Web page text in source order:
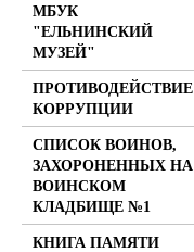
МБУК
"ЕЛЬНИНСКИЙ
МУЗЕЙ"
ПРОТИВОДЕЙСТВИЕ
КОРРУПЦИИ
СПИСОК ВОИНОВ,
ЗАХОРОНЕННЫХ НА
ВОИНСКОМ
КЛАДБИЩЕ №1
КНИГА ПАМЯТИ